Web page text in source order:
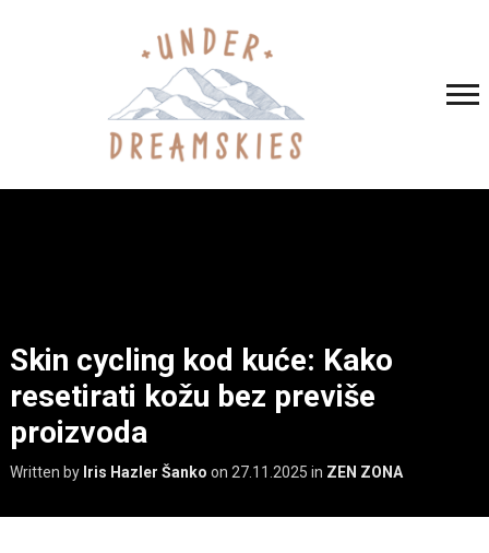
Skin cycling kod kuće: Kako
resetirati kožu bez previše
proizvoda
Written by Iris Hazler Šanko on 27.11.2025 in ZEN ZONA